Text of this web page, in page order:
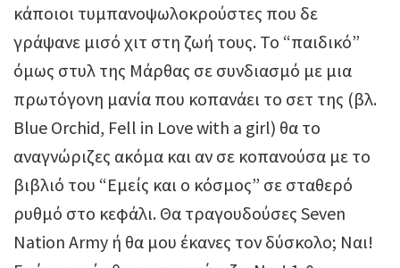
κάποιοι τυμπανοψωλοκρούστες που δε
γράψανε μισό χιτ στη ζωή τους. Το “παιδικό”
όμως στυλ της Μάρθας σε συνδιασμό με μια
πρωτόγονη μανία που κοπανάει το σετ της (βλ.
Blue Orchid, Fell in Love with a girl) θα το
αναγνώριζες ακόμα και αν σε κοπανούσα με το
βιβλιό του “Εμείς και ο κόσμος” σε σταθερό
ρυθμό στο κεφάλι. Θα τραγουδούσες Seven
Nation Army ή θα μου έκανες τον δύσκολο; Ναι!